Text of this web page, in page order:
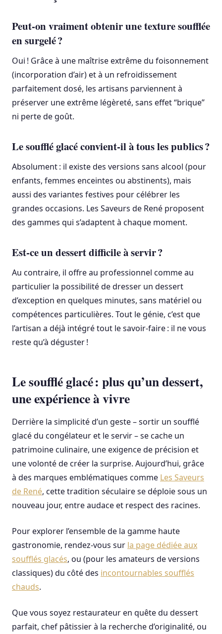
Peut-on vraiment obtenir une texture soufflée
en surgelé ?
Oui ! Grâce à une maîtrise extrême du foisonnement
(incorporation d’air) et à un refroidissement
parfaitement dosé, les artisans parviennent à
préserver une extrême légèreté, sans effet “brique”
ni perte de goût.
Le soufflé glacé convient-il à tous les publics ?
Absolument : il existe des versions sans alcool (pour
enfants, femmes enceintes ou abstinents), mais
aussi des variantes festives pour célébrer les
grandes occasions. Les Saveurs de René proposent
des gammes qui s’adaptent à chaque moment.
Est-ce un dessert difficile à servir ?
Au contraire, il offre au professionnel comme au
particulier la possibilité de dresser un dessert
d’exception en quelques minutes, sans matériel ou
compétences particulières. Tout le génie, c’est que
l’artisan a déjà intégré tout le savoir-faire : il ne vous
reste qu’à déguster !
Le soufflé glacé : plus qu’un dessert,
une expérience à vivre
Derrière la simplicité d’un geste – sortir un soufflé
glacé du congélateur et le servir – se cache un
patrimoine culinaire, une exigence de précision et
une volonté de créer la surprise. Aujourd’hui, grâce
à des marques emblématiques comme Les Saveurs
de René, cette tradition séculaire se déploie sous un
nouveau jour, entre audace et respect des racines.
Pour explorer l’ensemble de la gamme haute
gastronomie, rendez-vous sur la page dédiée aux
soufflés glacés, ou (pour les amateurs de versions
classiques) du côté des incontournables soufflés
chauds.
Que vous soyez restaurateur en quête du dessert
parfait, chef pâtissier à la recherche d’originalité, ou